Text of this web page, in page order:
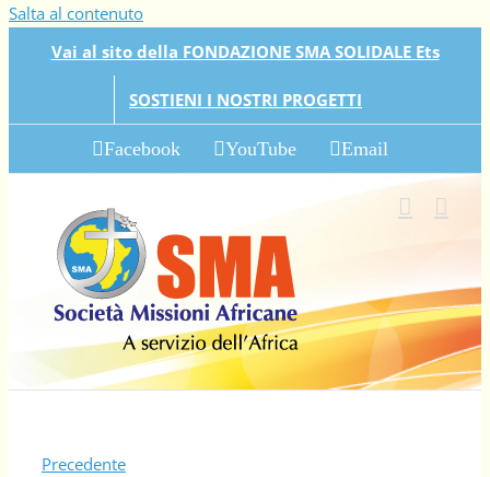
Salta al contenuto
Vai al sito della FONDAZIONE SMA SOLIDALE Ets
SOSTIENI I NOSTRI PROGETTI
Facebook YouTube Email
Precedente